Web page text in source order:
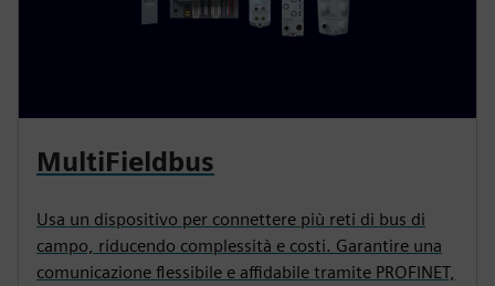
MultiFieldbus
Usa un dispositivo per connettere più reti di bus di
campo, riducendo complessità e costi. Garantire una
comunicazione flessibile e affidabile tramite PROFINET,